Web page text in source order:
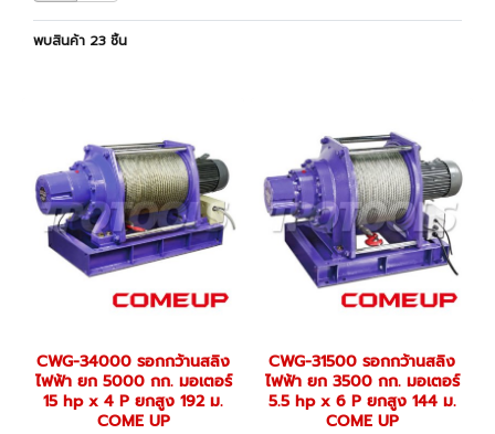
พบสินค้า 23 ชิ้น
CWG-34000 รอกกว้านสลิง
ไฟฟ้า ยก 5000 กก. มอเตอร์
15 hp x 4 P ยกสูง 192 ม.
COME UP
CWG-31500 รอกกว้านสลิง
ไฟฟ้า ยก 3500 กก. มอเตอร์
5.5 hp x 6 P ยกสูง 144 ม.
COME UP